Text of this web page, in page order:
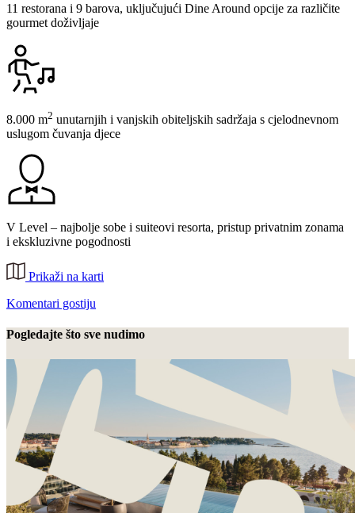
11 restorana i 9 barova, uključujući Dine Around opcije za različite
gourmet doživljaje
8.000 m2 unutarnjih i vanjskih obiteljskih sadržaja s cjelodnevnom
uslugom čuvanja djece
V Level – najbolje sobe i suiteovi resorta, pristup privatnim zonama
i ekskluzivne pogodnosti
Prikaži na karti
Komentari gostiju
Pogledajte što sve nudimo